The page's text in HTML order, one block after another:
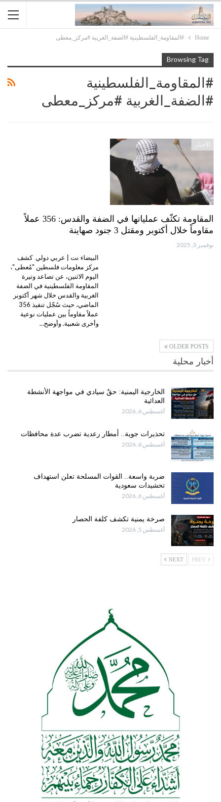
Home #المقاومة_الفلسطينية #الضفة_الغربية #مركز_معطى
Browsing Tag
#المقاومة_الفلسطينية
#الضفة_الغربية #مركز_معطى
الأخبار
المقاومة تكثّف عملياتها في الضفة والقدس: 356 عملاً
مقاوماً خلال أكتوبر ومقتل 3 جنود صهاينة
نوفمبر 3, 2025
البيضاء نت | عربي دولي كشف
مركز معلومات فلسطين "مُعطى"،
اليوم الاثنين، عن تصاعد وتيرة
المقاومة الفلسطينية في الضفة
الغربية والقدس خلال شهر أكتوبر
الماضي، حيث سُجّل تنفيذ 356
عملاً مقاوماً بين عمليات نوعية
وأخرى شعبية. وأوضح…
OLDER POSTS
أخبار محلية
الخارجية اليمنية: حقٌ سيادي في مواجهة الأنشطة
العدائية
أغسطس 6, 2026
تحذيرات جوية.. أمطار رعدية تضرب عدة محافظات
أغسطس 6, 2026
ضربة واسعة.. القوات المسلحة تعلن استهداف
تحشيدات سعودية
أغسطس 6, 2026
صرخة يمنية تكشف كلفة الحصار
أغسطس 5, 2026
NEXT